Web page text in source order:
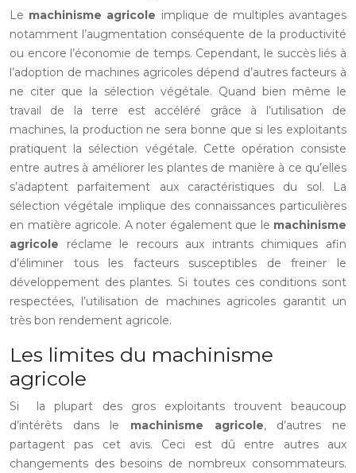
Le machinisme agricole implique de multiples avantages
notamment l’augmentation conséquente de la productivité
ou encore l’économie de temps. Cependant, le succès liés à
l’adoption de machines agricoles dépend d’autres facteurs à
ne citer que la sélection végétale. Quand bien même le
travail de la terre est accéléré grâce à l’utilisation de
machines, la production ne sera bonne que si les exploitants
pratiquent la sélection végétale. Cette opération consiste
entre autres à améliorer les plantes de manière à ce qu’elles
s’adaptent parfaitement aux caractéristiques du sol. La
sélection végétale implique des connaissances particulières
en matière agricole. A noter également que le machinisme
agricole réclame le recours aux intrants chimiques afin
d’éliminer tous les facteurs susceptibles de freiner le
développement des plantes. Si toutes ces conditions sont
respectées, l’utilisation de machines agricoles garantit un
très bon rendement agricole.
Les limites du machinisme
agricole
Si la plupart des gros exploitants trouvent beaucoup
d’intérêts dans le machinisme agricole, d’autres ne
partagent pas cet avis. Ceci est dû entre autres aux
changements des besoins de nombreux consommateurs.